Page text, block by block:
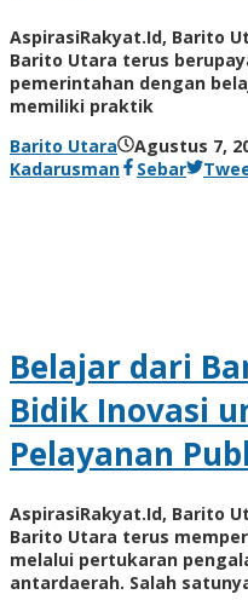
AspirasiRakyat.Id, Barito
Barito Utara terus
pemerintahan dengan
memiliki praktik
Barito Utara
Agustus 7,
Kadarusman
Sebar
Belajar dari
Bidik Inovasi
Pelayanan
AspirasiRakyat.Id, Barito
Barito Utara terus
melalui pertukaran
antardaerah. Salah